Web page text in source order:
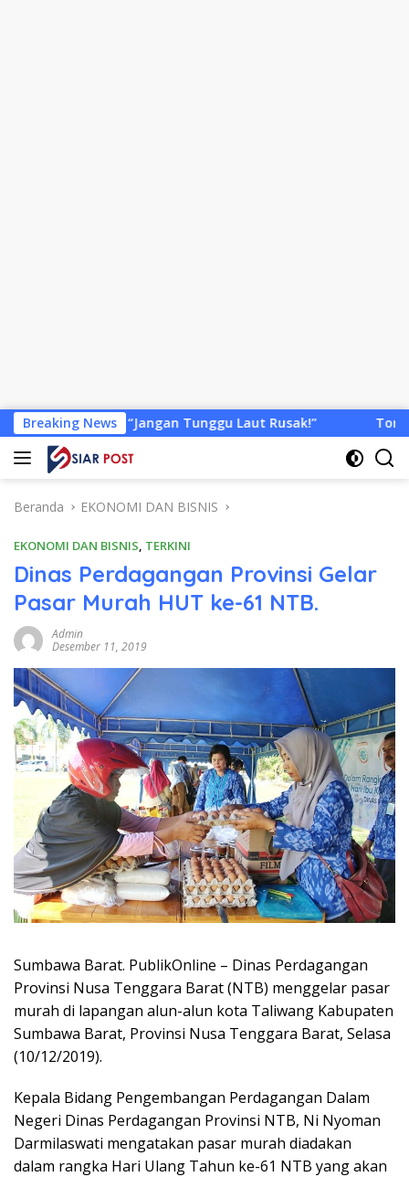
Langsung
ke
konten
Breaking News
Tunggu Laut Rusak!” Tongkang Muat Ribuan Ton
Beranda EKONOMI DAN BISNIS
EKONOMI DAN BISNIS, TERKINI
Dinas Perdagangan Provinsi Gelar
Pasar Murah HUT ke-61 NTB.
Admin
Desember 11, 2019
Sumbawa Barat. PublikOnline – Dinas Perdagangan
Provinsi Nusa Tenggara Barat (NTB) menggelar pasar
murah di lapangan alun-alun kota Taliwang Kabupaten
Sumbawa Barat, Provinsi Nusa Tenggara Barat, Selasa
(10/12/2019).
Kepala Bidang Pengembangan Perdagangan Dalam
Negeri Dinas Perdagangan Provinsi NTB, Ni Nyoman
Darmilaswati mengatakan pasar murah diadakan
dalam rangka Hari Ulang Tahun ke-61 NTB yang akan